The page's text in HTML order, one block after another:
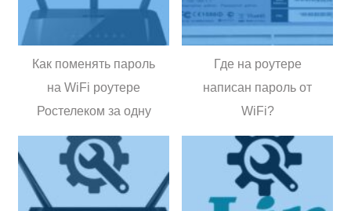
Как поменять пароль
на WiFi роутере
Ростелеком за одну
минуту?
Где на роутере
написан пароль от
WiFi?